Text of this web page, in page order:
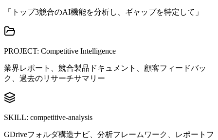
「トップ3競合のAI機能を分析し、ギャップを特定して」
PROJECT: Competitive Intelligence
業界レポート、競合製品ドキュメント、顧客フィードバッ
ク、過去のリサーチサマリー
SKILL: competitive-analysis
GDriveフォルダ構造ナビ、分析フレームワーク、レポートフ